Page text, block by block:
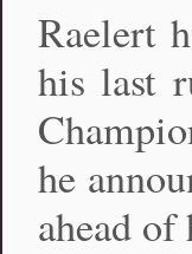
Raelert
his last
he
ahead